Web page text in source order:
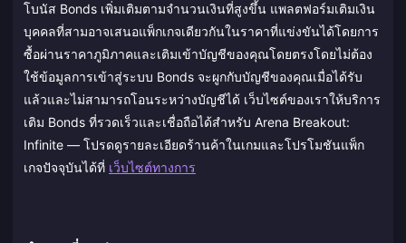
โบนัส Bonds เพิ่มเติมตามจำนวนเงินที่สูงขึ้น แพลตฟอร์มเติมเงิน
บุคคลที่สามอาจเสนอแพ็กเกจเดียวกันในราคาที่แข่งขันได้โดยการ
ซื้อผ่านราคาภูมิภาคและเติมเข้าบัญชีของคุณโดยตรงโดยไม่ต้อง
ใช้ข้อมูลการเข้าสู่ระบบ Bonds จะผูกกับบัญชีของคุณเมื่อได้รับ
แล้วและไม่สามารถโอนระหว่างบัญชีได้ เว็บไซต์ของเราให้บริการ
เติม Bonds ที่รวดเร็วและเชื่อถือได้สำหรับ Arena Breakout:
Infinite — โปรดดูรายละเอียดร้านค้าในเกมและโปรโมชันแพ็ก
เกจปัจจุบันได้ที่ เว็บไซต์ทางการ